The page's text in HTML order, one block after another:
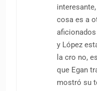
cosa es a
y López
la cro no,
que Egan
mostró su